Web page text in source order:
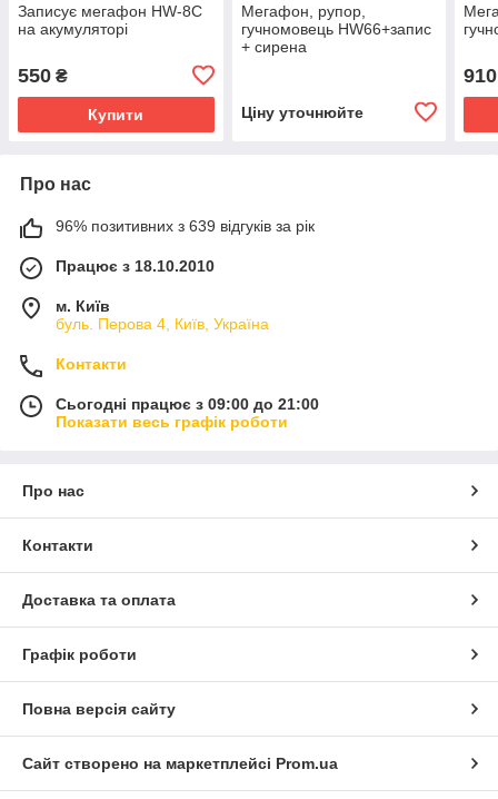
Записує мегафон HW-8C
на акумуляторі
550 ₴
Купити
Мегафон, рупор,
гучномовець HW66+запис
+ сирена
Ціну уточнюйте
910
Про нас
96% позитивних з 639 відгуків за рік
Працює з 18.10.2010
м. Київ
буль. Перова 4, Київ, Україна
Контакти
Сьогодні працює з 09:00 до 21:00
Показати весь графік роботи
Про нас
Контакти
Доставка та оплата
Графік роботи
Повна версія сайту
Сайт створено на маркетплейсі Prom.ua